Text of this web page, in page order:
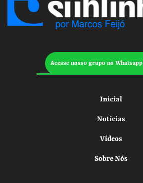
Acesse nosso grupo no Whatsapp
Inicial
Notícias
Vídeos
Sobre Nós